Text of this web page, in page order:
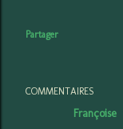
Partager
COMMENTAIRES
Françoise